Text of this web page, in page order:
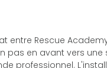
entre Rescue
pas en avant vers une
professionnel.